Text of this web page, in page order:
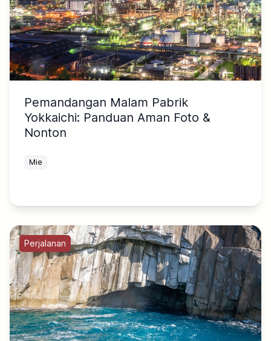
Pemandangan Malam Pabrik
Yokkaichi: Panduan Aman Foto &
Nonton
Mie
Perjalanan